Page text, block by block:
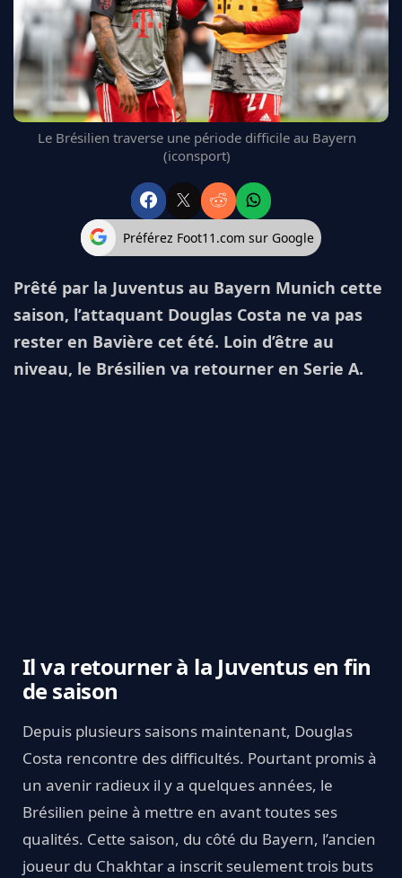
FC BARCELONE
MANCHESTER UNITED
CHELSEA
ARSENAL
BAYERN
L'AVIS DE LA RÉDAC'
Le Brésilien traverse une période difficile au Bayern
(iconsport)
Préférez Foot11.com sur Google
Prêté par la Juventus au Bayern Munich cette
saison, l’attaquant Douglas Costa ne va pas
rester en Bavière cet été. Loin d’être au
niveau, le Brésilien va retourner en Serie A.
Il va retourner à la Juventus en fin
de saison
Depuis plusieurs saisons maintenant, Douglas
Costa rencontre des difficultés. Pourtant promis à
un avenir radieux il y a quelques années, le
Brésilien peine à mettre en avant toutes ses
qualités. Cette saison, du côté du Bayern, l’ancien
joueur du Chakhtar a inscrit seulement trois buts